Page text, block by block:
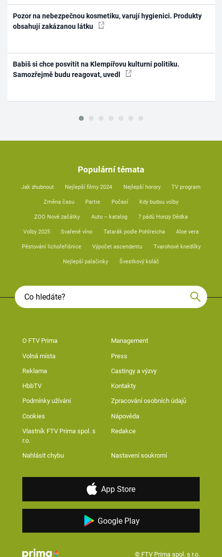
Pozor na nebezpečnou kosmetiku, varují hygienici. Produkty
obsahují zakázanou látku
Babiš si chce posvítit na Klempířovu kulturní politiku.
Samozřejmě budu reagovat, uvedl
Populární témata
Jak zhubnout Nejlepší filmy 2024 Nejlepší horory TV program
Změna času Partie Počasí Kdy budou volby
ZOO Nové začátky Auto – katalog 7 pádů Honzy Dědka
Volby 2025 Svařené víno Tatarák podle Pohlreicha Aloe vera
Pěstování lichořeřišnice Výpočet ascendentu Tvarohové knedlíky
Nejlepší palačinky Švestkový koláč
O FTV Prima Management
Volná místa Press
Reklama Castingy a výzvy
HbbTV Kontakty
Podmínky užívání Zpracování osobních údajů
Cookies Nápověda
Vlastník FTV Prima spol. s
r.o.
Redakce
Nahlásit chybu Nastavení soukromí
App Store
Google Play
© FTV Prima spol. s r.o.